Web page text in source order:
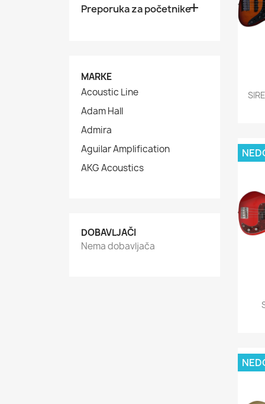
Preporuka za početnike
MARKE
Acoustic Line
Adam Hall
Admira
Aguilar Amplification
AKG Acoustics
DOBAVLJAČI
Nema dobavljača